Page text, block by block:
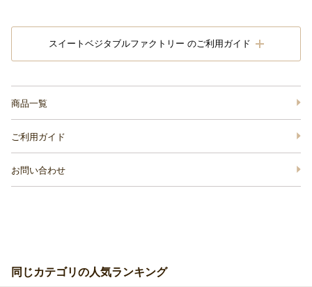
スイートベジタブルファクトリー のご利用ガイド
商品一覧
ご利用ガイド
お問い合わせ
同じカテゴリの人気ランキング